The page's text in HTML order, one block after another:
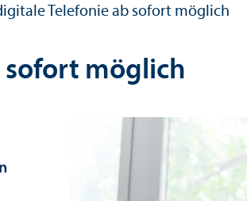
Telefonie ab sofort möglich
sofort möglich